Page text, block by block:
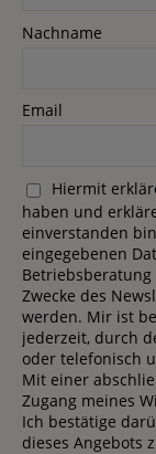
Nachname
Email
Hiermit
haben und
einverstanden
eingegebenen
Zwecke des
werden. Mir ist
jederzeit, durch
oder telefonisch
Mit einer
Zugang meines
Ich bestätige
dieses Angebots